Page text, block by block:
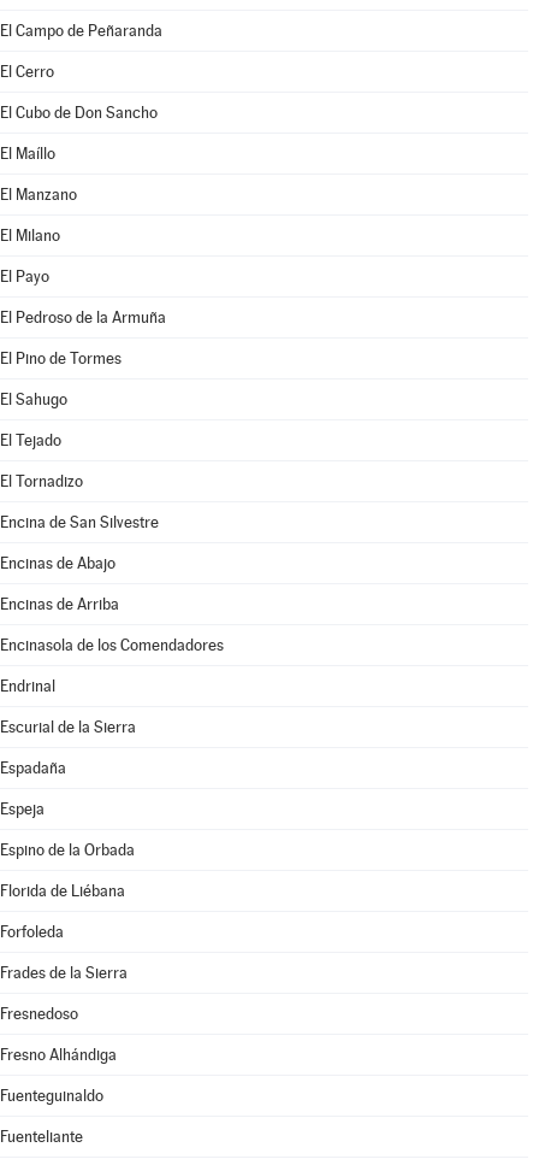
El Campo de Peñaranda
El Cerro
El Cubo de Don Sancho
El Maíllo
El Manzano
El Milano
El Payo
El Pedroso de la Armuña
El Pino de Tormes
El Sahugo
El Tejado
El Tornadizo
Encina de San Silvestre
Encinas de Abajo
Encinas de Arriba
Encinasola de los Comendadores
Endrinal
Escurial de la Sierra
Espadaña
Espeja
Espino de la Orbada
Florida de Liébana
Forfoleda
Frades de la Sierra
Fresnedoso
Fresno Alhándiga
Fuenteguinaldo
Fuenteliante